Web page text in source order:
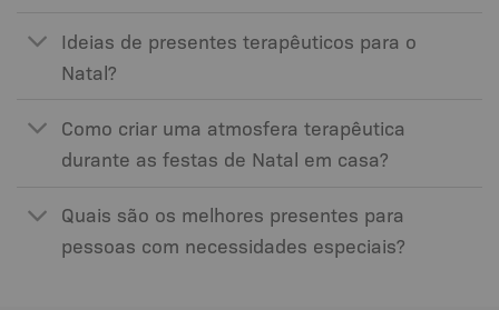
Ideias de presentes terapêuticos para o
Natal?
Como criar uma atmosfera terapêutica
durante as festas de Natal em casa?
Quais são os melhores presentes para
pessoas com necessidades especiais?